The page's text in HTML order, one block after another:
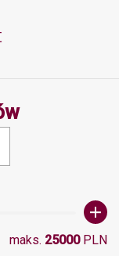
Minimalna
maks. 25000PLN